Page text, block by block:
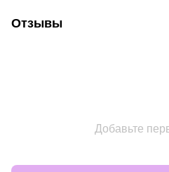
Отзывы
Добавьте